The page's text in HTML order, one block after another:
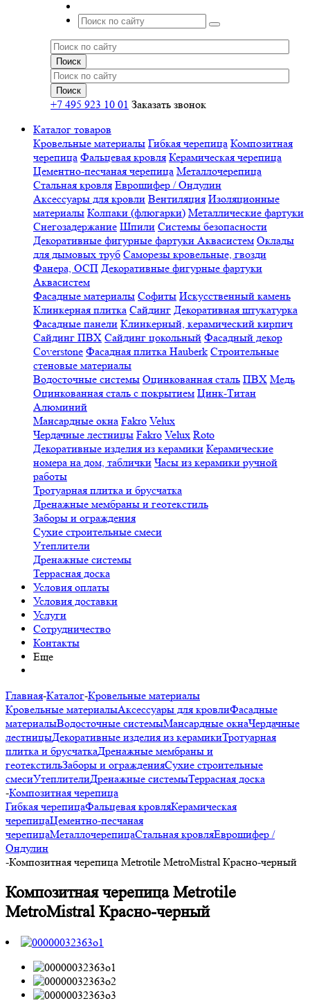
+7 495 923 10 01 Заказать звонок
Каталог товаров
Кровельные материалы Гибкая черепица Композитная
черепица Фальцевая кровля Керамическая черепица
Цементно-песчаная черепица Металлочерепица
Стальная кровля Еврошифер / Ондулин
Аксессуары для кровли Вентиляция Изоляционные
материалы Колпаки (флюгарки) Металлические фартуки
Снегозадержание Шпили Системы безопасности
Декоративные фигурные фартуки Аквасистем Оклады
для дымовых труб Саморезы кровельные, гвозди
Фанера, ОСП Декоративные фигурные фартуки
Аквасистем
Фасадные материалы Софиты Искусственный камень
Клинкерная плитка Сайдинг Декоративная штукатурка
Фасадные панели Клинкерный, керамический кирпич
Сайдинг ПВХ Сайдинг цокольный Фасадный декор
Coverstone Фасадная плитка Hauberk Строительные
стеновые материалы
Водосточные системы Оцинкованная сталь ПВХ Медь
Оцинкованная сталь с покрытием Цинк-Титан
Алюминий
Мансардные окна Fakro Velux
Чердачные лестницы Fakro Velux Roto
Декоративные изделия из керамики Керамические
номера на дом, таблички Часы из керамики ручной
работы
Тротуарная плитка и брусчатка
Дренажные мембраны и геотекстиль
Заборы и ограждения
Сухие строительные смеси
Утеплители
Дренажные системы
Террасная доска
Условия оплаты
Условия доставки
Услуги
Сотрудничество
Контакты
Еще
Главная-Каталог-Кровельные материалы
Кровельные материалыАксессуары для кровлиФасадные
материалыВодосточные системыМансардные окнаЧердачные
лестницыДекоративные изделия из керамикиТротуарная
плитка и брусчаткаДренажные мембраны и
геотекстильЗаборы и огражденияСухие строительные
смесиУтеплителиДренажные системыТеррасная доска
-Композитная черепица
Гибкая черепицаФальцевая кровляКерамическая
черепицаЦементно-песчаная
черепицаМеталлочерепицаСтальная кровляЕврошифер /
Ондулин
-Композитная черепица Metrotile MetroMistral Красно-черный
Композитная черепица Metrotile
MetroMistral Красно-черный